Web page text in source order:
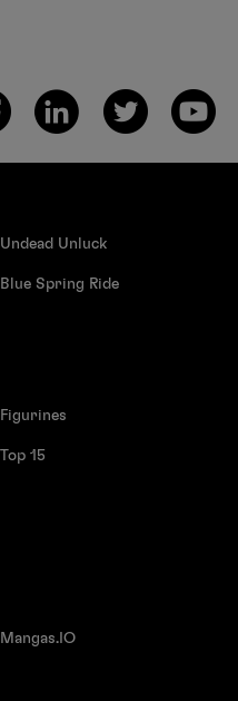
Undead Unluck
Blue Spring Ride
Figurines
Top 15
Mangas.IO